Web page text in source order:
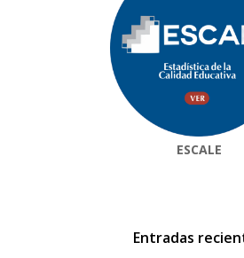
ESCALE
Entradas